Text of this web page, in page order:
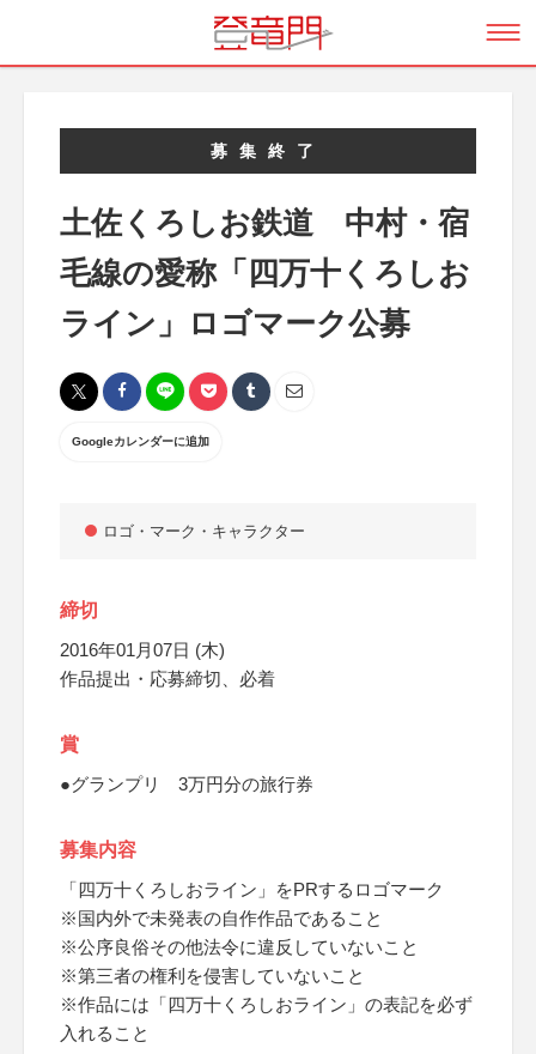
募集終了
土佐くろしお鉄道 中村・宿
毛線の愛称「四万十くろしお
ライン」ロゴマーク公募
Googleカレンダーに追加
ロゴ・マーク・キャラクター
締切
2016年01月07日 (木)
作品提出・応募締切、必着
賞
●グランプリ 3万円分の旅行券
募集内容
「四万十くろしおライン」をPRするロゴマーク
※国内外で未発表の自作作品であること
※公序良俗その他法令に違反していないこと
※第三者の権利を侵害していないこと
※作品には「四万十くろしおライン」の表記を必ず
入れること